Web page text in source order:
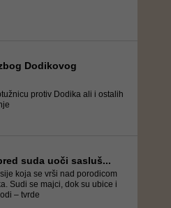
Dodikovog
protiv Dodika ali i ostalih
suda uoči sasluš...
koja se vrši nad porodicom
Sudi se majci, dok su ubice i
– tvrde